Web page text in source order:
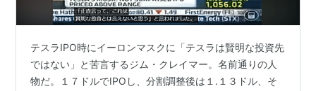
テスラIPO時にイーロンマスクに「テスラは賢明な投資先
ではない」と苦言するジム・クレイマー。名前通りの人
物だ。１７ドルでIPOし、分割調整後は１.１３ドル、そ